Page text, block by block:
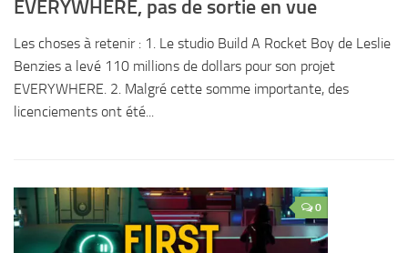
EVERYWHERE, pas de sortie en vue
Les choses à retenir : 1. Le studio Build A Rocket Boy de Leslie
Benzies a levé 110 millions de dollars pour son projet
EVERYWHERE. 2. Malgré cette somme importante, des
licenciements ont été...
0